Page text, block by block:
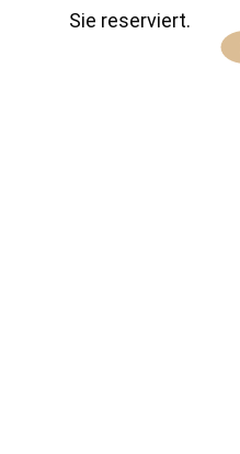
Sie reserviert.